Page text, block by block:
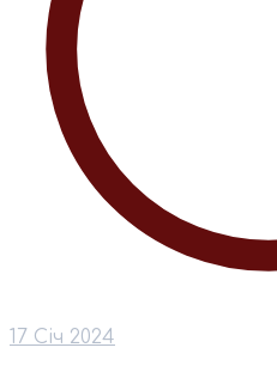
17 Січ 2024